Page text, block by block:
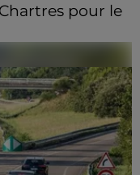
pour le